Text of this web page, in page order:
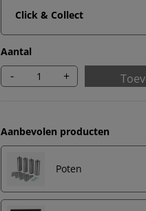
Click & Collect
Aantal
- +
Aanbevolen producten
Poten